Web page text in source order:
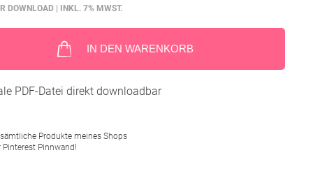
DOWNLOAD | INKL. 7% MWST.
IN DEN WARENKORB
PDF-Datei direkt downloadbar
Produkte meines Shops
Pinterest Pinnwand!